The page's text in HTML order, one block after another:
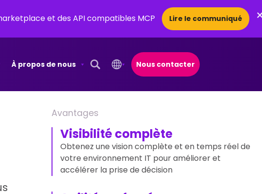
et des API compatibles MCP Lire le communiqué
À propos de nous
Open Search Popup
Nous contacter
Avantages
Visibilité complète
Obtenez une vision complète et en temps réel de
votre environnement IT pour améliorer et
accélérer la prise de décision